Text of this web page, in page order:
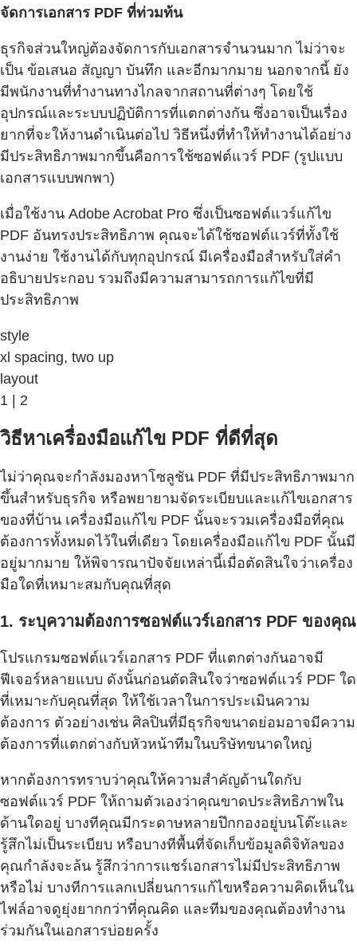
จัดการเอกสาร PDF ที่ท่วมท้น
ธุรกิจส่วนใหญ่ต้องจัดการกับเอกสารจำนวนมาก ไม่ว่าจะ
เป็น ข้อเสนอ สัญญา บันทึก และอีกมากมาย นอกจากนี้ ยัง
มีพนักงานที่ทำงานทางไกลจากสถานที่ต่างๆ โดยใช้
อุปกรณ์และระบบปฏิบัติการที่แตกต่างกัน ซึ่งอาจเป็นเรื่อง
ยากที่จะให้งานดำเนินต่อไป วิธีหนึ่งที่ทำให้ทำงานได้อย่าง
มีประสิทธิภาพมากขึ้นคือการใช้ซอฟต์แวร์ PDF (รูปแบบ
เอกสารแบบพกพา)
เมื่อใช้งาน Adobe Acrobat Pro ซึ่งเป็นซอฟต์แวร์แก้ไข
PDF อันทรงประสิทธิภาพ คุณจะได้ใช้ซอฟต์แวร์ที่ทั้งใช้
งานง่าย ใช้งานได้กับทุกอุปกรณ์ มีเครื่องมือสำหรับใส่คำ
อธิบายประกอบ รวมถึงมีความสามารถการแก้ไขที่มี
ประสิทธิภาพ
style
xl spacing, two up
layout
1 | 2
วิธีหาเครื่องมือแก้ไข PDF ที่ดีที่สุด
ไม่ว่าคุณจะกำลังมองหาโซลูชัน PDF ที่มีประสิทธิภาพมาก
ขึ้นสำหรับธุรกิจ หรือพยายามจัดระเบียบและแก้ไขเอกสาร
ของที่บ้าน เครื่องมือแก้ไข PDF นั้นจะรวมเครื่องมือที่คุณ
ต้องการทั้งหมดไว้ในที่เดียว โดยเครื่องมือแก้ไข PDF นั้นมี
อยู่มากมาย ให้พิจารณาปัจจัยเหล่านี้เมื่อตัดสินใจว่าเครื่อง
มือใดที่เหมาะสมกับคุณที่สุด
1. ระบุความต้องการซอฟต์แวร์เอกสาร PDF ของคุณ
โปรแกรมซอฟต์แวร์เอกสาร PDF ที่แตกต่างกันอาจมี
ฟีเจอร์หลายแบบ ดังนั้นก่อนตัดสินใจว่าซอฟต์แวร์ PDF ใด
ที่เหมาะกับคุณที่สุด ให้ใช้เวลาในการประเมินความ
ต้องการ ตัวอย่างเช่น ศิลปินที่มีธุรกิจขนาดย่อมอาจมีความ
ต้องการที่แตกต่างกับหัวหน้าทีมในบริษัทขนาดใหญ่
หากต้องการทราบว่าคุณให้ความสำคัญด้านใดกับ
ซอฟต์แวร์ PDF ให้ถามตัวเองว่าคุณขาดประสิทธิภาพใน
ด้านใดอยู่ บางทีคุณมีกระดาษหลายปึกกองอยู่บนโต๊ะและ
รู้สึกไม่เป็นระเบียบ หรือบางทีพื้นที่จัดเก็บข้อมูลดิจิทัลของ
คุณกำลังจะล้น รู้สึกว่าการแชร์เอกสารไม่มีประสิทธิภาพ
หรือไม่ บางทีการแลกเปลี่ยนการแก้ไขหรือความคิดเห็นใน
ไฟล์อาจดูยุ่งยากกว่าที่คุณคิด และทีมของคุณต้องทำงาน
ร่วมกันในเอกสารบ่อยครั้ง